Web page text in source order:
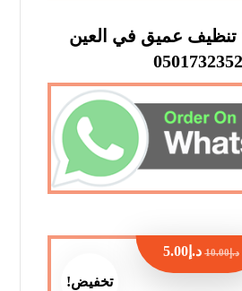
عميق في العين
تخفيض!
د.إ10.00 د.إ5.00